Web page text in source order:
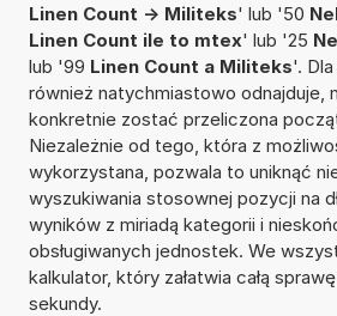
Linen Count -> Militeks' lub '50
Linen Count ile to mtex' lub '25
lub '99 Linen Count a Militeks'.
również natychmiastowo odnajduje,
konkretnie zostać przeliczona
Niezależnie od tego, która z
wykorzystana, pozwala to uniknąć
wyszukiwania stosownej pozycji na
wyników z miriadą kategorii i
obsługiwanych jednostek. We
kalkulator, który załatwia całą
sekundy.